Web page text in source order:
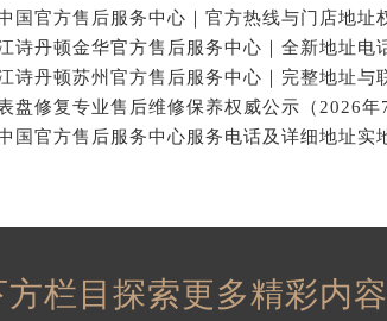
栏目探索更多精彩内容